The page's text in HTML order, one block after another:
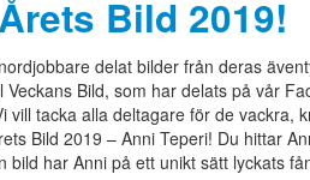
Bild 2019!
delat bilder från deras
Bild, som har delats på vår
vill tacka alla deltagare för de
Bild 2019 – Anni Teperi! Du hittar
bild har Anni på ett unikt sätt lyckats